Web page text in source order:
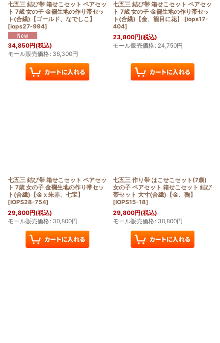
七五三 結び帯 箱せこセット ペアセッ
ト 7歳 女の子 金襴生地の作り帯セッ
ト(合繊)【ゴールド、なでしこ】
[iops27-994]
34,850円(税込)
モール販売価格: 36,300円
七五三 結び帯 箱せこセット ペアセッ
ト 7歳 女の子 金襴生地の作り帯セッ
ト(合繊)【金、籠目に花】
[iops17-
404]
23,800円(税込)
モール販売価格: 24,750円
七五三 結び帯 箱せこセット ペアセッ
ト 7歳 女の子 金襴生地の作り帯セッ
ト(合繊)【金ｘ朱赤、七宝】
[IOPS28-754]
29,800円(税込)
モール販売価格: 30,800円
七五三 作り帯 はこせこセット(7歳)
女の子 ペアセット 箱せこセット 結び
帯セット 大寸(合繊)【金、鞠】
[IOPS15-18]
29,800円(税込)
モール販売価格: 30,800円